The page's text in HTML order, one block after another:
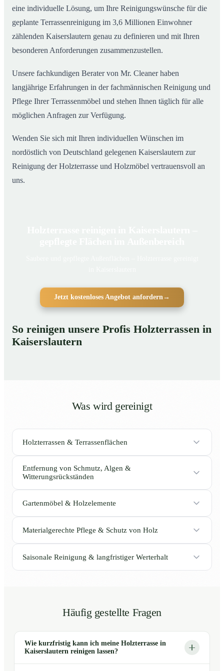
eine individuelle Lösung, um Ihre Reinigungswünsche für die
geplante Terrassenreinigung im 3,6 Millionen Einwohner
zählenden Kaiserslautern genau zu definieren und mit Ihren
besonderen Anforderungen zusammenzustellen.
Unsere fachkundigen Berater von Mr. Cleaner haben
langjährige Erfahrungen in der fachmännischen Reinigung und
Pflege Ihrer Terrassenmöbel und stehen Ihnen täglich für alle
möglichen Anfragen zur Verfügung.
Wenden Sie sich mit Ihren individuellen Wünschen im
nordöstlich von Deutschland gelegenen Kaiserslautern zur
Reinigung der Holzterrasse und Holzmöbel vertrauensvoll an
uns.
Jetzt kostenloses Angebot anfordern→
So reinigen unsere Profis Holzterrassen in
Kaiserslautern
Was wird gereinigt
Holzterrassen & Terrassenflächen
Entfernung von Schmutz, Algen &
Witterungsrückständen
Gartenmöbel & Holzelemente
Materialgerechte Pflege & Schutz von Holz
Saisonale Reinigung & langfristiger Werterhalt
Häufig gestellte Fragen
Wie kurzfristig kann ich meine Holzterrasse in
Kaiserslautern reinigen lassen?